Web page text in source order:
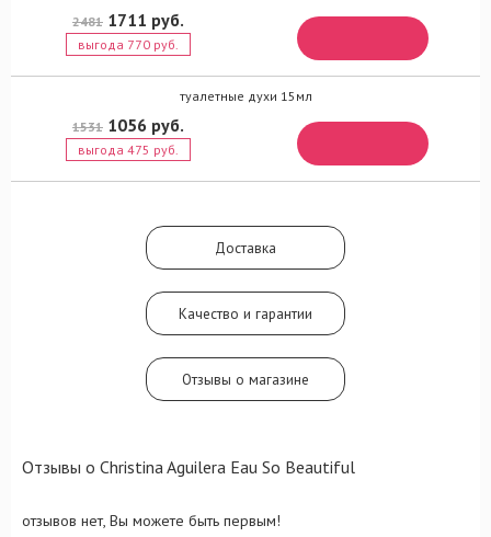
2481 1711 руб.
выгода 770 руб.
туалетные духи 15мл
1531 1056 руб.
выгода 475 руб.
Доставка
Качество и гарантии
Отзывы о магазине
Отзывы о Christina Aguilera Eau So Beautiful
отзывов нет, Вы можете быть первым!